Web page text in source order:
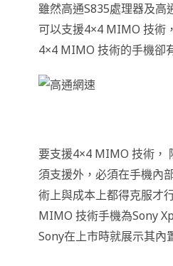
雖然高通S835處理器及高
可以支援4×4 MIMO 技術
4×4 MIMO 技術的手機卻
要支援4×4 MIMO 技術，
須支援外，必須在手機內
術上與成本上都得克服才
MIMO 技術手機為Sony
Sony在上市時就展示其內